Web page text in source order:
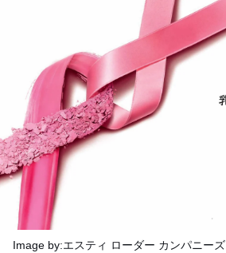
Image by:エスティ ローダー カンパニーズ